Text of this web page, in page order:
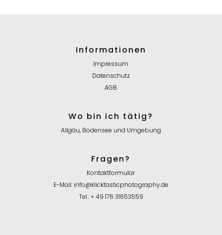
Informationen
Impressum
Datenschutz
AGB
Wo bin ich tätig?
Allgäu, Bodensee und Umgebung
Fragen?
Kontaktformular
E-Mail: info@klicktasticphotography.de
Tel.: + 49 176 31653559